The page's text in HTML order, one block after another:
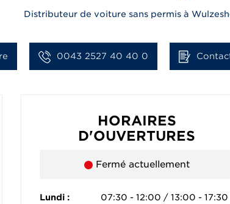
Distributeur de voiture sans permis à
0043 2527 40 40 0
HORAIRES
D'OUVERTURES
Fermé actuellement
Lundi :
07:30 - 12:00 / 13:00 - 17:30